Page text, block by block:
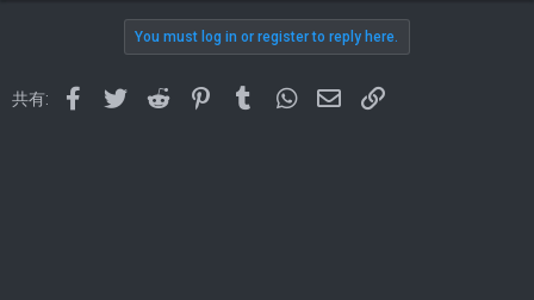
You must log in or register to reply here.
共有: Facebook
TwitterReddit PinterestTumblrWhatsAppメールアドレス
Link